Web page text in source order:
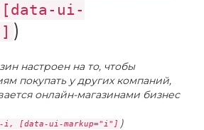
[data-ui-
)
настроен на то, чтобы
покупать у других компаний,
онлайн-магазинами бизнес
[data-ui-markup="i"] )